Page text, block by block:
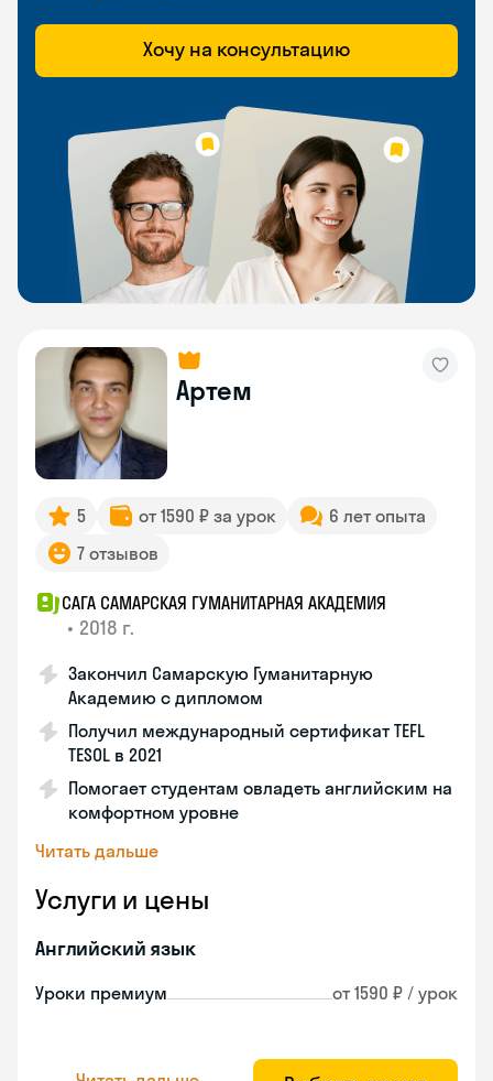
Хочу на консультацию
Артем
5 от 1590 ₽ за урок
6 лет опыта
7 отзывов
САГА САМАРСКАЯ ГУМАНИТАРНАЯ АКАДЕМИЯ
• 2018 г.
Закончил Самарскую Гуманитарную
Академию с дипломом
Получил международный сертификат TEFL
TESOL в 2021
Помогает студентам овладеть английским на
комфортном уровне
Читать дальше
Услуги и цены
Английский язык
Уроки премиум от 1590 ₽ / урок